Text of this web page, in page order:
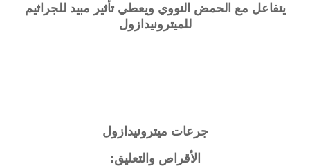
يتفاعل مع الحمض النووي ويعطي تأثير مبيد للجراثيم
للميترونيدازول
جرعات ميترونيدازول
الأقراص والتعليق: